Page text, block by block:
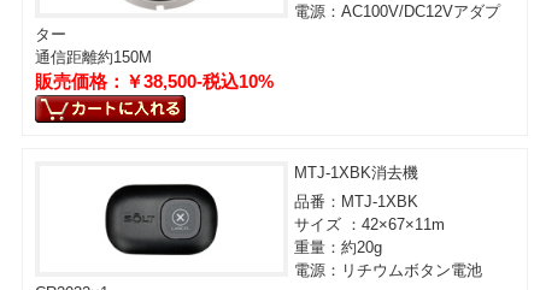
電源：AC100V/DC12Vアダプ
ター
通信距離約150M
販売価格：￥38,500-税込10%
MTJ-1XBK消去機
品番：MTJ-1XBK
サイズ ：42×67×11m
重量：約20g
電源：リチウムボタン電池